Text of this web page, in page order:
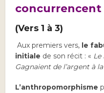
concurrencent
(Vers 1 à 3)
Aux premiers vers, le
initiale de son récit : « Le
Gagnaient de l’argent à
L’anthropomorphisme